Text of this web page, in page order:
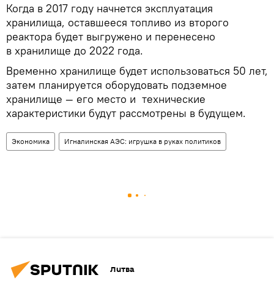
Когда в 2017 году начнется эксплуатация
хранилища, оставшееся топливо из второго
реактора будет выгружено и перенесено
в хранилище до 2022 года.
Временно хранилище будет использоваться 50 лет,
затем планируется оборудовать подземное
хранилище — его место и технические
характеристики будут рассмотрены в будущем.
Экономика Игналинская АЭС: игрушка в руках политиков
Литва